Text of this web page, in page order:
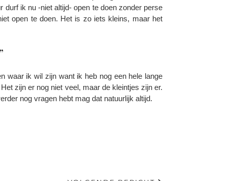
ik nu -niet altijd- open te doen zonder perse
open te doen. Het is zo iets kleins, maar het
waar ik wil zijn want ik heb nog een hele lange
zijn er nog niet veel, maar de kleintjes zijn er.
nog vragen hebt mag dat natuurlijk altijd.